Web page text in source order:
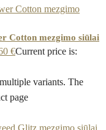
Cotton mezgimo siūlai
€Current price is:
variants. The
page